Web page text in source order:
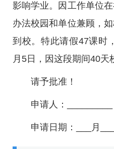
影响学业。因工作单位
办法校园和单位兼顾，
到校。特此请假47课时
月5日，因这段期间40天
请予批准！
申请人：_________
申请日期：___月